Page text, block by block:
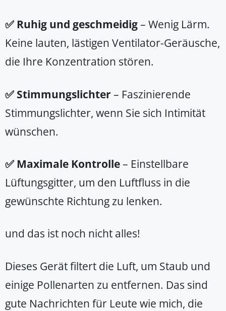
✅ Ruhig und geschmeidig– Wenig Lärm.
Keine lauten, lästigen Ventilator-Geräusche,
die Ihre Konzentration stören.
✅ Stimmungslichter – Faszinierende
Stimmungslichter, wenn Sie sich Intimität
wünschen.
✅ Maximale Kontrolle– Einstellbare
Lüftungsgitter, um den Luftfluss in die
gewünschte Richtung zu lenken.
und das ist noch nicht alles!
Dieses Gerät filtert die Luft, um Staub und
einige Pollenarten zu entfernen. Das sind
gute Nachrichten für Leute wie mich, die